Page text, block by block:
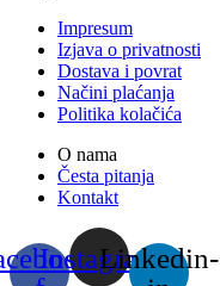
Impresum
Izjava o privatnosti
Dostava i povrat
Načini plaćanja
Politika kolačića
O nama
Česta pitanja
Kontakt
InstagramLinkedin-